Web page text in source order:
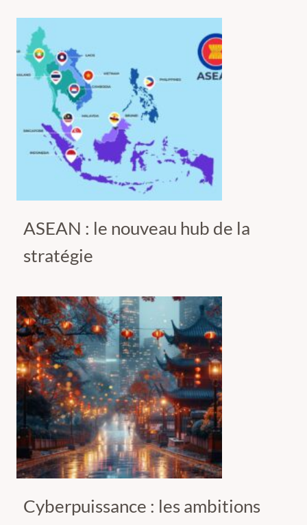
ASEAN : le nouveau hub de la
stratégie
Cyberpuissance : les ambitions